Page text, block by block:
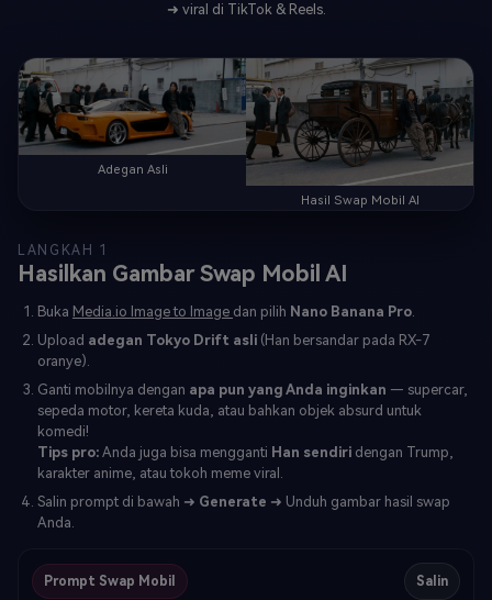
➜ viral di TikTok & Reels.
Adegan Asli
Hasil Swap Mobil AI
LANGKAH 1
Hasilkan Gambar Swap Mobil AI
Buka Media.io Image to Image dan pilih Nano Banana Pro
Upload adegan Tokyo Drift asli (Han bersandar pada RX-7
oranye).
Ganti mobilnya dengan apa pun yang Anda inginkan — supercar,
sepeda motor, kereta kuda, atau bahkan objek absurd untuk
komedi!
Tips pro: Anda juga bisa mengganti Han sendiri dengan Trump,
karakter anime, atau tokoh meme viral.
Salin prompt di bawah ➜ Generate ➜ Unduh gambar hasil swap
Anda.
Prompt Swap Mobil Salin